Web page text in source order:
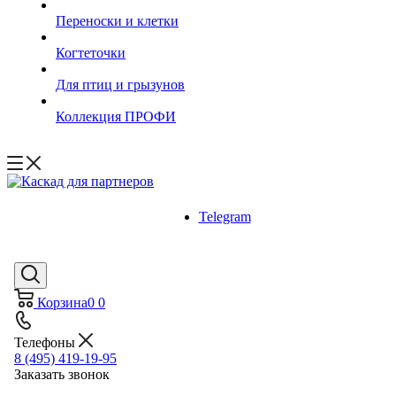
Переноски и клетки
Когтеточки
Для птиц и грызунов
Коллекция ПРОФИ
Telegram
Корзина0 0
Телефоны
8 (495) 419-19-95
Заказать звонок